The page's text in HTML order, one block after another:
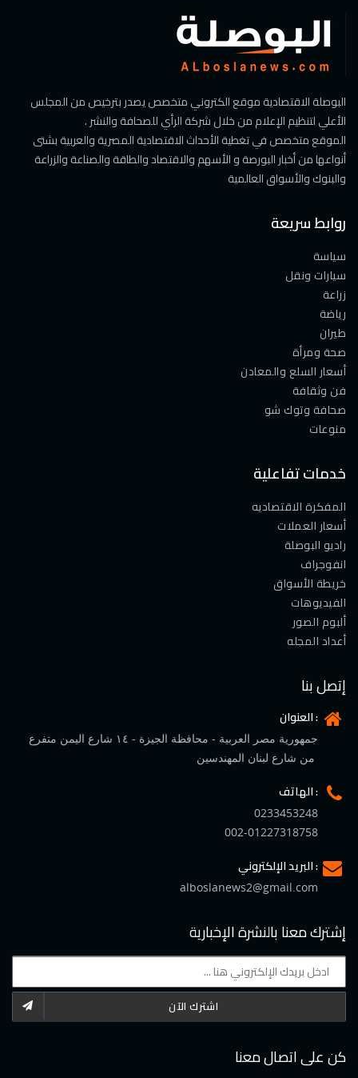
البوصلة الاقتصادية موقع الكتروني متخصص يصدر بترخيص من المجلس
الأعلي لتنظيم الإعلام من خلال شركة الرأي للصحافة والنشر .
الموقع متخصص في تغطية الأحداث الاقتصادية المصرية والعربية بشتى
أنواعها من أخبار البورصة و الأسهم والاقتصاد والطاقة والصناعة والزراعة
والبنوك والأسواق العالمية
روابط سريعة
سياسة
سيارات ونقل
زراعة
رياضة
طيران
صحة ومرأة
أسعار السلع والمعادن
فن وثقافة
صحافة وتوك شو
منوعات
خدمات تفاعلية
المفكرة الاقتصاديه
أسعار العملات
راديو البوصلة
انفوجراف
خريطة الأسواق
الفيديوهات
ألبوم الصور
أعداد المجله
إتصل بنا
العنوان :
جمهورية مصر العربية - محافظة الجيزة - ١٤ شارع اليمن متفرع
الهاتف :
0233453248
002-01227318758
البريد الإلكتروني :
alboslanews2@gmail.com
إشترك معنا بالنشرة الإخبارية
اشترك الآن
كن على اتصال معنا